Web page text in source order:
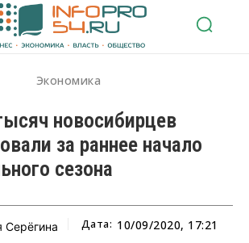
Экономика
новосибирцев
за раннее начало
сезона
Серёгина Дата: 10/09/2020, 17:21